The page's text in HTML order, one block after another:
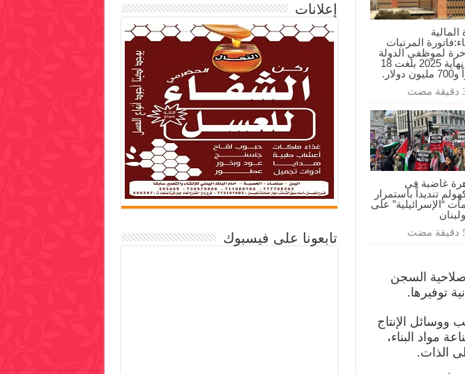
المالية
المرتبات
لموظفي الدولة
حتى نهاية 2025 بلغت 18
دولار.
غاضبة في
تنديداً باستمرار
“الإسرائيلية” على
السجن
توفيرها.
ووسائل الإنتاج
مواد البناء،
الذات.
إعلانات
تابعونا على فيسبوك